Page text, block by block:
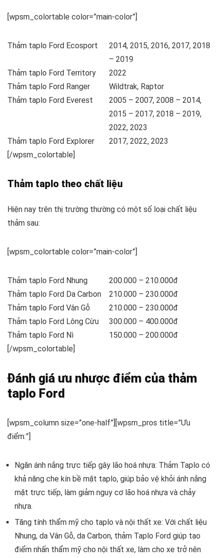
[wpsm_colortable color=”main-color”]
Thảm taplo Ford Ecosport
2014, 2015, 2016, 2017, 2018
– 2019
Thảm taplo Ford Territory
2022
Thảm taplo Ford Ranger
Wildtrak, Raptor
Thảm taplo Ford Everest
2005 – 2007, 2008 – 2014,
2015 – 2017, 2018 – 2019,
2022, 2023
Thảm taplo Ford Explorer
2017, 2022, 2023
[/wpsm_colortable]
Thảm taplo theo chất liệu
Hiện nay trên thị trường thường có một số loại chất liệu
thảm sau:
[wpsm_colortable color=”main-color”]
Thảm taplo Ford Nhung
200.000 – 210.000đ
Thảm taplo Ford Da Carbon
210.000 – 230.000đ
Thảm taplo Ford Vân Gỗ
210.000 – 230.000đ
Thảm taplo Ford Lông Cừu
300.000 – 400.000đ
Thảm taplo Ford Nì
150.000 – 200.000đ
[/wpsm_colortable]
Đánh giá ưu nhược điểm của thảm
taplo Ford
[wpsm_column size=”one-half”][wpsm_pros title=”Ưu
điểm:”]
Ngăn ánh nắng trực tiếp gây lão hoá nhựa: Thảm Taplo có
khả năng che kín bề mặt taplo, giúp bảo vệ khỏi ánh nắng
mặt trực tiếp, làm giảm nguy cơ lão hoá nhựa và chảy
nhựa.
Tăng tính thẩm mỹ cho taplo và nội thất xe: Với chất liệu
Nhung, da Vân Gỗ, da Carbon, thảm Taplo Ford giúp tạo
điểm nhấn thẩm mỹ cho nội thất xe, làm cho xe trở nên